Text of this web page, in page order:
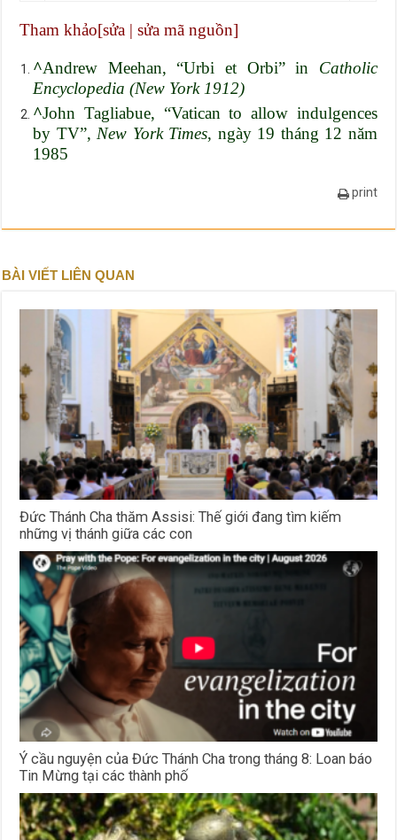
Tham khảo[sửa |sửa mã nguồn]
^Andrew Meehan, “Urbi et Orbi” in Catholic
Encyclopedia (New York 1912)
^John Tagliabue, “Vatican to allow indulgences
by TV”, New York Times, ngày 19 tháng 12 năm
1985
print
BÀI VIẾT LIÊN QUAN
Đức Thánh Cha thăm Assisi: Thế giới đang tìm kiếm
những vị thánh giữa các con
Ý cầu nguyện của Đức Thánh Cha trong tháng 8: Loan báo
Tin Mừng tại các thành phố